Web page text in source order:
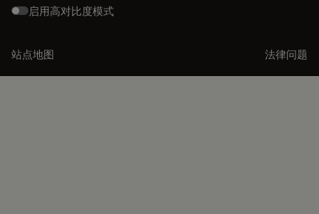
启用高对比度模式
站点地图 法律问题